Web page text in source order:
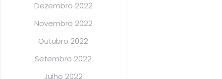
Dezembro 2022
Novembro 2022
Outubro 2022
Setembro 2022
Julho 2022